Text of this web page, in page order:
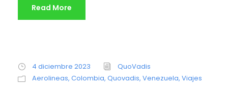
Read More
4 diciembre 2023
QuoVadis
Aerolineas, Colombia, Quovadis, Venezuela, Viajes